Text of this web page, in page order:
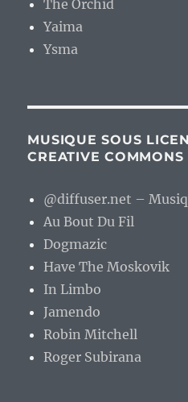
The Orchid
Yaima
Ysma
MUSIQUE SOUS
CREATIVE COMMONS
@diffuser.net –
Au Bout Du Fil
Dogmazic
Have The Moskovik
In Limbo
Jamendo
Robin Mitchell
Roger Subirana